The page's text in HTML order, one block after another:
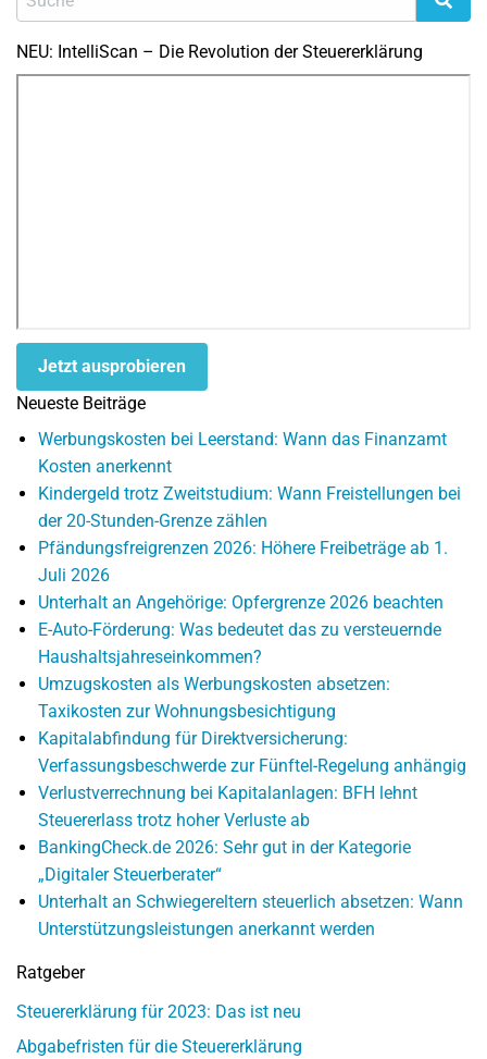
NEU: IntelliScan – Die Revolution der Steuererklärung
Jetzt ausprobieren
Neueste Beiträge
Werbungskosten bei Leerstand: Wann das Finanzamt
Kosten anerkennt
Kindergeld trotz Zweitstudium: Wann Freistellungen bei
der 20-Stunden-Grenze zählen
Pfändungsfreigrenzen 2026: Höhere Freibeträge ab 1.
Juli 2026
Unterhalt an Angehörige: Opfergrenze 2026 beachten
E-Auto-Förderung: Was bedeutet das zu versteuernde
Haushaltsjahreseinkommen?
Umzugskosten als Werbungskosten absetzen:
Taxikosten zur Wohnungsbesichtigung
Kapitalabfindung für Direktversicherung:
Verfassungsbeschwerde zur Fünftel-Regelung anhängig
Verlustverrechnung bei Kapitalanlagen: BFH lehnt
Steuererlass trotz hoher Verluste ab
BankingCheck.de 2026: Sehr gut in der Kategorie
„Digitaler Steuerberater“
Unterhalt an Schwiegereltern steuerlich absetzen: Wann
Unterstützungsleistungen anerkannt werden
Ratgeber
Steuererklärung für 2023: Das ist neu
Abgabefristen für die Steuererklärung